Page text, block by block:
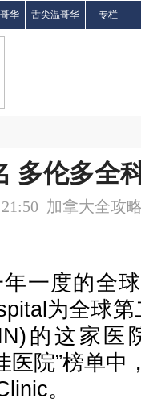
华 舌尖温哥华 专栏
多伦多全
加拿大全攻
年一度的全
为全球
的这家
医院”榜单中
。